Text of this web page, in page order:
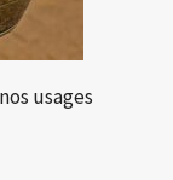
usages